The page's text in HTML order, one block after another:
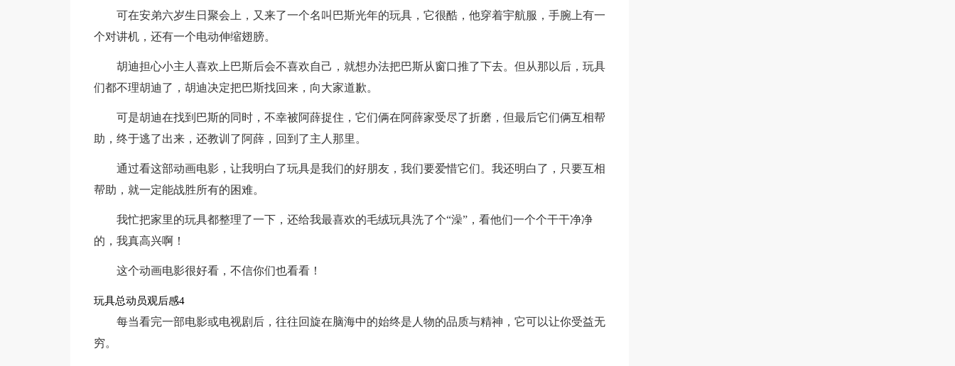
可在安弟六岁生日聚会上，又来了一个名叫巴斯光年的玩具，它很酷，他穿着宇航服，手腕上有一
个对讲机，还有一个电动伸缩翅膀。
胡迪担心小主人喜欢上巴斯后会不喜欢自己，就想办法把巴斯从窗口推了下去。但从那以后，玩具
们都不理胡迪了，胡迪决定把巴斯找回来，向大家道歉。
可是胡迪在找到巴斯的同时，不幸被阿薛捉住，它们俩在阿薛家受尽了折磨，但最后它们俩互相帮
助，终于逃了出来，还教训了阿薛，回到了主人那里。
通过看这部动画电影，让我明白了玩具是我们的好朋友，我们要爱惜它们。我还明白了，只要互相
帮助，就一定能战胜所有的困难。
我忙把家里的玩具都整理了一下，还给我最喜欢的毛绒玩具洗了个“澡”，看他们一个个干干净净
的，我真高兴啊！
这个动画电影很好看，不信你们也看看！
玩具总动员观后感4
每当看完一部电影或电视剧后，往往回旋在脑海中的始终是人物的品质与精神，它可以让你受益无
穷。